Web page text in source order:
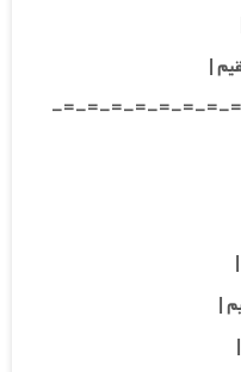
-=-=-=-=-=-=-=-